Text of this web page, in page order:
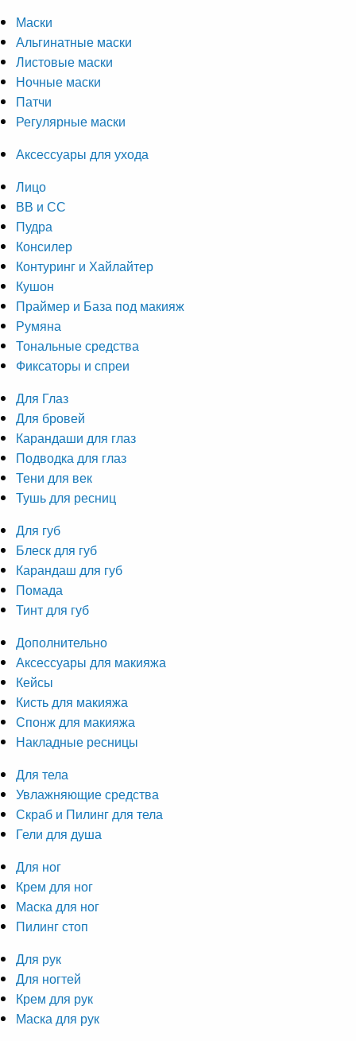
Маски
Альгинатные маски
Листовые маски
Ночные маски
Патчи
Регулярные маски
Аксессуары для ухода
Лицо
ВВ и СС
Пудра
Консилер
Контуринг и Хайлайтер
Кушон
Праймер и База под макияж
Румяна
Тональные средства
Фиксаторы и спреи
Для Глаз
Для бровей
Карандаши для глаз
Подводка для глаз
Тени для век
Тушь для ресниц
Для губ
Блеск для губ
Карандаш для губ
Помада
Тинт для губ
Дополнительно
Аксессуары для макияжа
Кейсы
Кисть для макияжа
Спонж для макияжа
Накладные ресницы
Для тела
Увлажняющие средства
Скраб и Пилинг для тела
Гели для душа
Для ног
Крем для ног
Маска для ног
Пилинг стоп
Для рук
Для ногтей
Крем для рук
Маска для рук